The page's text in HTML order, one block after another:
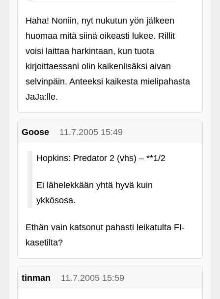
Haha! Noniin, nyt nukutun yön jälkeen
huomaa mitä siinä oikeasti lukee. Rillit
voisi laittaa harkintaan, kun tuota
kirjoittaessani olin kaikenlisäksi aivan
selvinpäin. Anteeksi kaikesta mielipahasta
JaJa:lle.
Goose 11.7.2005 15:49
Hopkins: Predator 2 (vhs) – **1/2
Ei lähelekkään yhtä hyvä kuin
ykkösosa.
Ethän vain katsonut pahasti leikatulta FI-
kasetilta?
tinman 11.7.2005 15:59